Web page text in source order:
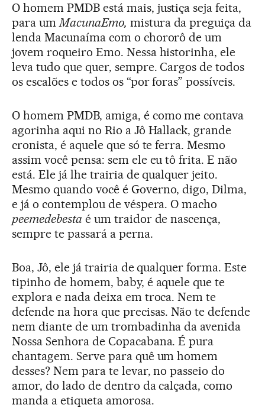
O homem PMDB está mais, justiça seja feita,
para umMacunaEmo, mistura da preguiça da
lenda Macunaíma com o chororô de um
jovem roqueiro Emo. Nessa historinha, ele
leva tudo que quer, sempre. Cargos de todos
os escalões e todos os “por foras” possíveis.
O homem PMDB, amiga, é como me contava
agorinha aqui no Rio a Jô Hallack, grande
cronista, é aquele que só te ferra. Mesmo
assim você pensa: sem ele eu tô frita. E não
está. Ele já lhe trairia de qualquer jeito.
Mesmo quando você é Governo, digo, Dilma,
e já o contemplou de véspera. O macho
peemedebesta é um traidor de nascença,
sempre te passará a perna.
Boa, Jô, ele já trairia de qualquer forma. Este
tipinho de homem, baby, é aquele que te
explora e nada deixa em troca. Nem te
defende na hora que precisas. Não te defende
nem diante de um trombadinha da avenida
Nossa Senhora de Copacabana. É pura
chantagem. Serve para quê um homem
desses? Nem para te levar, no passeio do
amor, do lado de dentro da calçada, como
manda a etiqueta amorosa.